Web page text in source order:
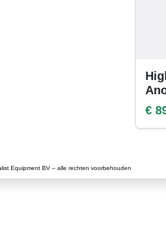
€
Equipment BV – alle rechten voorbehouden